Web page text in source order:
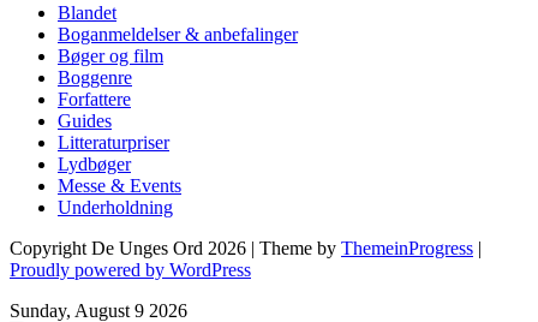
Blandet
Boganmeldelser & anbefalinger
Bøger og film
Boggenre
Forfattere
Guides
Litteraturpriser
Lydbøger
Messe & Events
Underholdning
Copyright De Unges Ord 2026 | Theme by ThemeinProgress |
Proudly powered by WordPress
Sunday, August 9 2026